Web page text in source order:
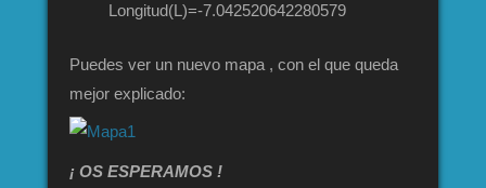
Longitud(L)=-7.042520642280579
Puedes ver un nuevo mapa , con el que queda
mejor explicado:
¡ OS ESPERAMOS !